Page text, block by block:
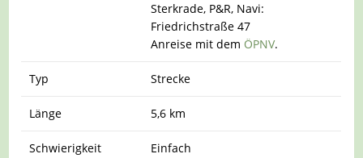
Sterkrade, P&R, Navi:
Friedrichstraße 47
Anreise mit dem ÖPNV.
Typ Strecke
Länge 5,6 km
Schwierigkeit Einfach